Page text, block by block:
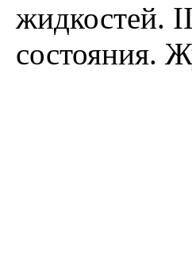
жидкостей.
состояния.